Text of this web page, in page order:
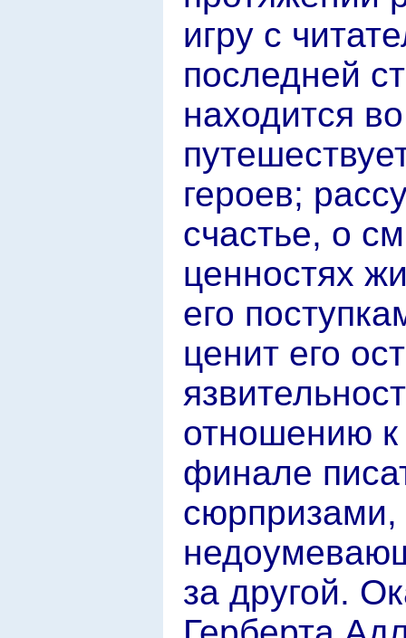
игру с
последней
находится
героев;
счастье, о
ценностях
его
ценит его
отношению
финале
за другой.